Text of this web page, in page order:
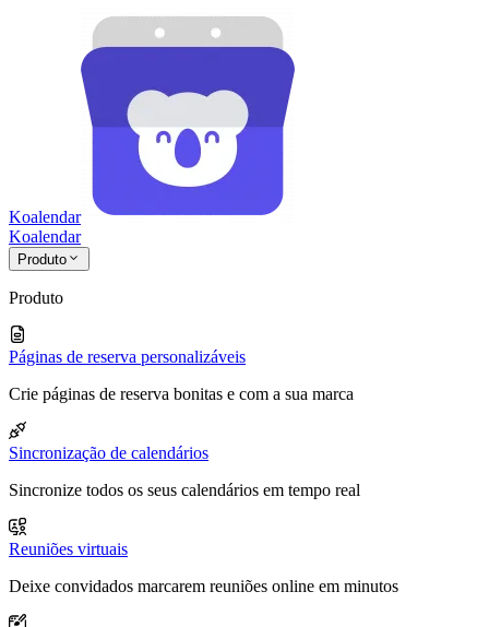
Koalendar
Koalendar
Produto
Produto
Páginas de reserva personalizáveis
Crie páginas de reserva bonitas e com a sua marca
Sincronização de calendários
Sincronize todos os seus calendários em tempo real
Reuniões virtuais
Deixe convidados marcarem reuniões online em minutos